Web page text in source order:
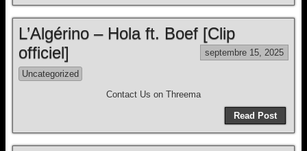
L’Algérino – Hola ft. Boef [Clip
officiel]
septembre 15, 2025
Uncategorized
Contact Us on Threema
Read Post